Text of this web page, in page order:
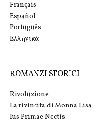
Français
Español
Português
Eλληνικά
ROMANZI STORICI
Rivoluzione
La rivincita di Monna Lisa
Ius Primae Noctis